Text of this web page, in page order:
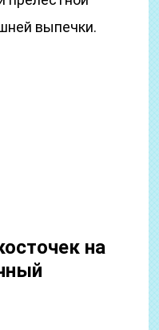
выпечки.
на